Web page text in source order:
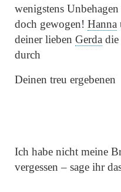
wenigstens
doch gewogen! Hanna
deiner lieben Gerda die
durch
Deinen treu ergebenen
Ich habe nicht meine
vergessen – sage ihr